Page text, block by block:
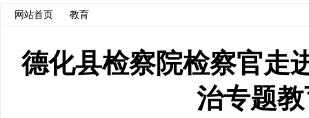
网站首页 教育
德化县检察院检察官走
治专题